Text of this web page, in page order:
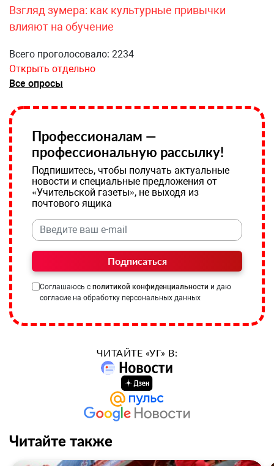
Взгляд зумера: как культурные привычки
влияют на обучение
Всего проголосовало: 2234
Открыть отдельно
Все опросы
Профессионалам —
профессиональную рассылку!
Подпишитесь, чтобы получать актуальные
новости и специальные предложения от
«Учительской газеты», не выходя из
почтового ящика
Подписаться
Соглашаюсь с политикой конфиденциальности и даю
согласие на обработку персональных данных
ЧИТАЙТЕ «УГ» В:
Читайте также